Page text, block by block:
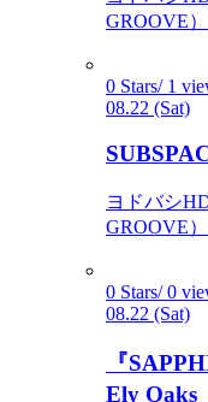
GROOVE
0 Stars/ 1
08.22 (Sat)
ヨドバシ
GROOVE
0 Stars/ 0
08.22 (Sat)
『
Ely Oaks